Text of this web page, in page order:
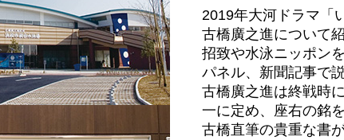
2019年大河ドラマ「
古橋廣之進について
招致や水泳ニッポン
パネル、新聞記事で
古橋廣之進は終戦時
一に定め、座右の銘
古橋直筆の貴重な書